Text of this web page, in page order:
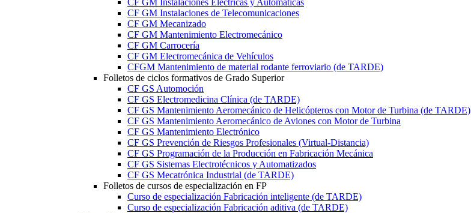
CF GM Instalaciones de Telecomunicaciones
CF GM Mecanizado
CF GM Mantenimiento Electromecánico
CF GM Carrocería
CF GM Electromecánica de Vehículos
CFGM Mantenimiento de material rodante ferroviario (de TARDE)
Folletos de ciclos formativos de Grado Superior
CF GS Automoción
CF GS Electromedicina Clínica (de TARDE)
CF GS Mantenimiento Aeromecánico de Helicópteros con Motor de Turbina (de TARDE)
CF GS Mantenimiento Aeromecánico de Aviones con Motor de Turbina
CF GS Mantenimiento Electrónico
CF GS Prevención de Riesgos Profesionales (Virtual-Distancia)
CF GS Programación de la Producción en Fabricación Mecánica
CF GS Sistemas Electrotécnicos y Automatizados
CF GS Mecatrónica Industrial (de TARDE)
Folletos de cursos de especialización en FP
Curso de especialización Fabricación inteligente (de TARDE)
Curso de especialización Fabricación aditiva (de TARDE)